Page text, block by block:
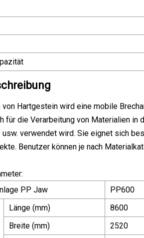
von Hartgestein wird eine mobile
für die Verarbeitung von Materialien
usw. verwendet wird. Sie eignet sich
Benutzer können je nach
PP Jaw
PP600
Länge (mm) 8600
Breite (mm)
2520